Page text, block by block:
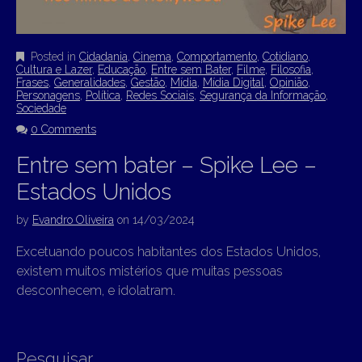
Posted in Cidadania Cinema Comportamento Cotidiano
Cultura e Lazer, Educação Entre sem Bater, Filme Filosofia
Frases Generalidades Gestão Mídia Mídia Digital Opinião
Personagens Política Redes Sociais Segurança da Informação
Sociedade
0 Comments
Entre sem bater – Spike Lee –
Estados Unidos
by Evandro Oliveira on 14/03/2024
Excetuando poucos habitantes dos Estados Unidos,
existem muitos mistérios que muitas pessoas
desconhecem, e idolatram.